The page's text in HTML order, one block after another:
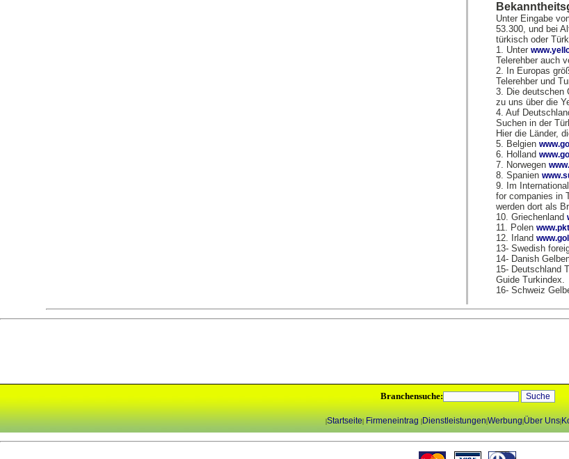
Unter Eingabe
53.300, und bei
türkisch oder
1. Unter
Telerehber auch
2. In Europas
Telerehber und
3. Die deutschen
zu uns über die
4. Auf
Suchen in der
Hier die Länder,
5. Belgien
6. Holland
7. Norwegen
8. Spanien
9. Im
for companies in
werden dort als
10. Griechenland
11. Polen
12. Irland
13- Swedish
14- Danish
15- Deutschland
Guide Turkindex.
16- Schweiz
Branchensuche:
|Startseite| Firmeneintrag |Dienstleistungen|Werbung|Über Uns|